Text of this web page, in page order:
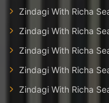
Zindagi With Richa
Zindagi With Richa
Zindagi With Richa
Zindagi With Richa
Zindagi With Richa